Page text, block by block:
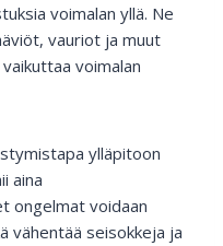
voimalan yllä. Ne
vauriot ja muut
voimalan
ylläpitoon
aina
ongelmat voidaan
vähentää seisokkeja ja